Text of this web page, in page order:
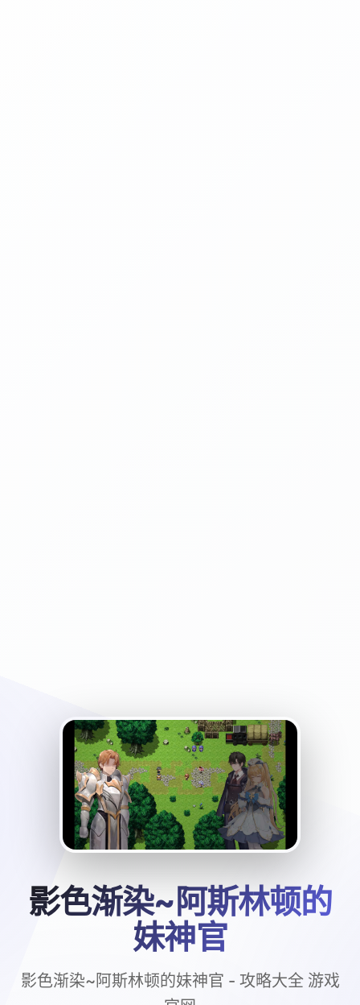
影色渐染~阿斯林顿的
妹神官
影色渐染~阿斯林顿的妹神官 - 攻略大全 游戏